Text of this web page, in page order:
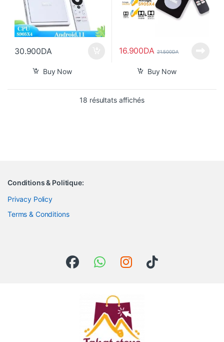
30.900DA
Buy Now
16.900DA 21.500DA
Buy Now
18 résultats affichésTrié du plus récent au
Conditions & Politique:
Privacy Policy
Terms & Conditions